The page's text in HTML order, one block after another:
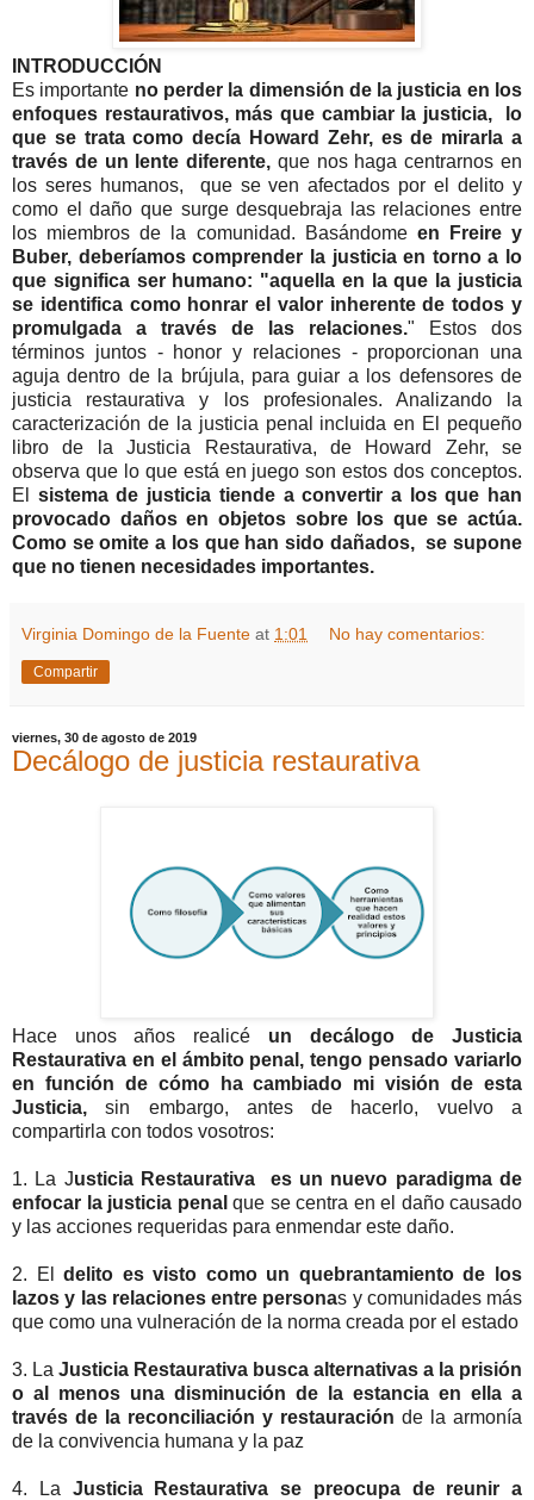
INTRODUCCIÓN
Es importante no perder la dimensión de la justicia en los
enfoques restaurativos, más que cambiar la justicia, lo
que se trata como decía Howard Zehr, es de mirarla a
través de un lente diferente, que nos haga centrarnos en
los seres humanos, que se ven afectados por el delito y
como el daño que surge desquebraja las relaciones entre
los miembros de la comunidad. Basándome en Freire y
Buber, deberíamos comprender la justicia en torno a lo
que significa ser humano: "aquella en la que la justicia
se identifica como honrar el valor inherente de todos y
promulgada a través de las relaciones." Estos dos
términos juntos - honor y relaciones - proporcionan una
aguja dentro de la brújula, para guiar a los defensores de
justicia restaurativa y los profesionales. Analizando la
caracterización de la justicia penal incluida en El pequeño
libro de la Justicia Restaurativa, de Howard Zehr, se
observa que lo que está en juego son estos dos conceptos.
El sistema de justicia tiende a convertir a los que han
provocado daños en objetos sobre los que se actúa.
Como se omite a los que han sido dañados, se supone
que no tienen necesidades importantes.
Virginia Domingo de la Fuente at 1:01 No hay comentarios:
Compartir
viernes, 30 de agosto de 2019
Decálogo de justicia restaurativa
Hace unos años realicé un decálogo de Justicia
Restaurativa en el ámbito penal, tengo pensado variarlo
en función de cómo ha cambiado mi visión de esta
Justicia, sin embargo, antes de hacerlo, vuelvo a
compartirla con todos vosotros:
1. La Justicia Restaurativa es un nuevo paradigma de
enfocar la justicia penal que se centra en el daño causado
y las acciones requeridas para enmendar este daño.
2. Eldelito es visto como un quebrantamiento de los
lazos y las relaciones entre personas y comunidades más
que como una vulneración de la norma creada por el estado
3. La Justicia Restaurativa busca alternativas a la prisión
o al menos una disminución de la estancia en ella a
través de la reconciliación y restauración de la armonía
de la convivencia humana y la paz
4. La Justicia Restaurativa se preocupa de reunir a